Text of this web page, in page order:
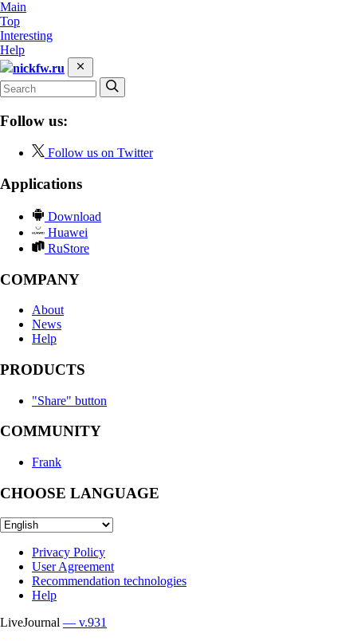
Main
Top
Interesting
Help
nickfw.ru
Follow us:
Follow us on Twitter
Applications
Download
Huawei
RuStore
COMPANY
About
News
Help
PRODUCTS
"Share" button
COMMUNITY
Frank
CHOOSE LANGUAGE
Privacy Policy
User Agreement
Recommendation technologies
Help
LiveJournal — v.931